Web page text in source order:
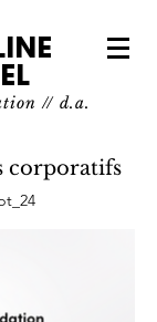
// d.a.
corporatifs